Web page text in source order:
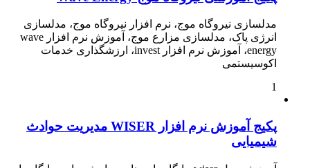
مدلسازی نیروگاه موج، نرم افزار نیروگاه موج، مدلسازی
انرژی پاک، مدلسازی مزارع موج، آموزش نرم افزار wave
energy، آموزش نرم افزار invest، ارزشگذاری خدمات
اکوسیستمی
1
پکیج آموزش نرم افزار WISER مدیریت حوادث
شیمیایی